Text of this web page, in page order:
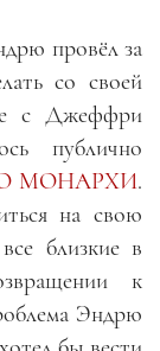
провёл за
со своей
с Джеффри
публично
МОНАРХИ.
на свою
близкие в
к
Эндрю